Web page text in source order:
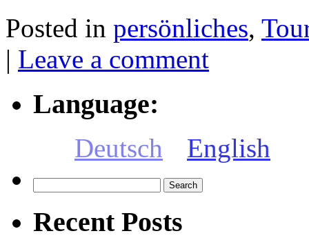
Posted in persönliches,
| Leave a comment
Language:
Deutsch English
for:
Recent Posts